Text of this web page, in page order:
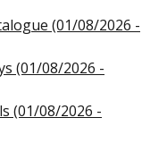
(01/08/2026 -
(01/08/2026 -
(01/08/2026 -